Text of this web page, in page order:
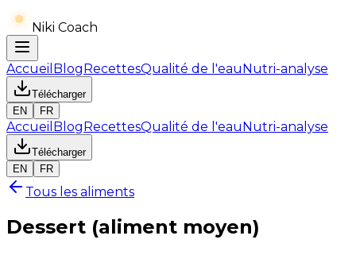
Niki Coach
Accueil BlogRecettesQualité de l'eauNutri-analyse
Télécharger
EN
FR
Accueil BlogRecettesQualité de l'eauNutri-analyse
Télécharger
EN
FR
Tous les aliments
Dessert (aliment moyen)